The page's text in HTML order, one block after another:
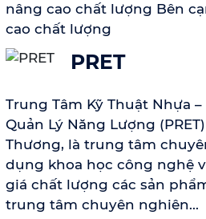
nâng cao chất lượng Bên
cao chất lượng
PRET
Trung Tâm Kỹ Thuật Nhựa –
Quản Lý Năng Lượng
Thương, là trung tâm
dụng khoa học công nghệ
giá chất lượng các sản
trung tâm chuyên nghiên...